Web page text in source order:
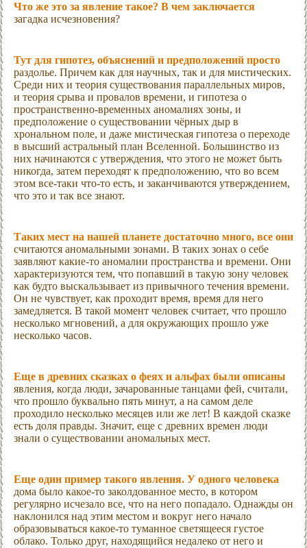
Что же это за явление такое? В чем заключается
загадка исчезновения?
Тут для гипотез, объяснений и предположений просто
раздолье. Причем как для научных, так и для мистических.
Среди них и теория существования параллельных миров,
и теория срыва и провалов времени, и гипотеза о
пространственно-временных аномалиях зоны, и
предположение о существовании чёрных дыр в
хрональном поле, и даже мистическая гипотеза о переходе
в высший астральный план Вселенной. Большинство из
них начинаются с утверждения, что этого не может быть
никогда, затем переходят к предположению, что во всем
этом все-таки что-то есть, и заканчиваются утверждением,
что это и так все знают.
Таких мест на нашей планете достаточно много, все они
считаются аномальными зонами. В таких зонах о себе
заявляют какие-то аномалии пространства и времени. Они
характеризуются тем, что попавший в такую зону человек
как будто выскальзывает из привычного течения времени.
Он не чувствует, как проходит время, время для него
замедляется. В такой момент человек считает, что прошло
несколько мгновений, а для окружающих прошло уже
несколько часов.
Еще в древних сказках о феях и альфах были описаны
явления, когда люди, зачарованные танцами фей, считали,
что прошло буквально пять минут, а на самом деле
проходило несколько месяцев или же лет! В каждой сказке
есть доля правды. Значит, еще с древних времен люди
знали о существовании аномальных мест.
Еще один пример такого явления. У одного человека
дома было какое-то заколдованное место, в котором
регулярно исчезало все, что на него попадало. Однажды он
наклонился над этим местом и вокруг него начало
образовываться какое-то туманное светящееся густое
облако. Только друг, находящийся недалеко от него и